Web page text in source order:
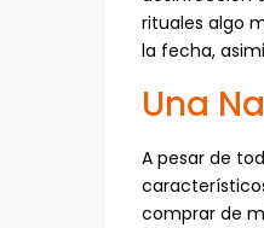
rituales algo
la fecha,
Una
A pesar de
comprar de